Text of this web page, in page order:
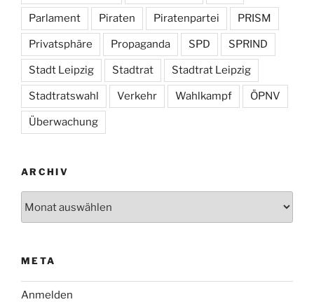
Parlament Piraten Piratenpartei PRISM
Privatsphäre Propaganda SPD SPRIND
Stadt Leipzig Stadtrat Stadtrat Leipzig
Stadtratswahl Verkehr Wahlkampf ÖPNV
Überwachung
ARCHIV
META
Anmelden